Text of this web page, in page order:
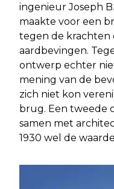
ingenieur Joseph
maakte voor een
tegen de krachten
aardbevingen.
ontwerp echter
mening van de
zich niet kon
brug. Een tweede
samen met
1930 wel de